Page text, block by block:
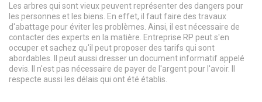
Les arbres qui sont vieux peuvent représenter des dangers pour
les personnes et les biens. En effet, il faut faire des travaux
d'abattage pour éviter les problèmes. Ainsi, il est nécessaire de
contacter des experts en la matière. Entreprise RP peut s'en
occuper et sachez qu'il peut proposer des tarifs qui sont
abordables. Il peut aussi dresser un document informatif appelé
devis. Il n'est pas nécessaire de payer de l'argent pour l'avoir. Il
respecte aussi les délais qui ont été établis.